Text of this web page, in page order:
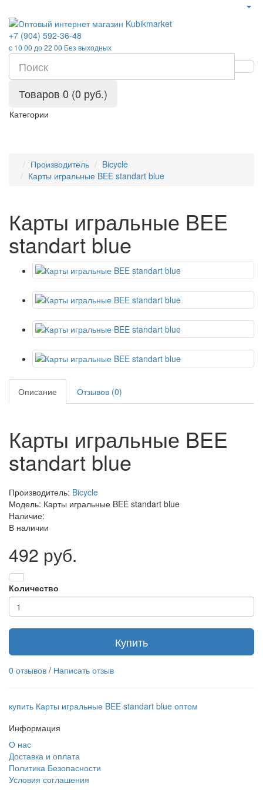
+7 (904) 592-36-48
с 10 00 до 22 00 Без выходных
Товаров 0 (0 руб.)
Категории
Производитель
Bicycle
Карты игральные BEE standart blue
Карты игральные BEE
standart blue
Описание Отзывов (0)
Карты игральные BEE
standart blue
Производитель: Bicycle
Модель: Карты игральные BEE standart blue
Наличие:
В наличии
492 руб.
Количество
Купить
0 отзывов / Написать отзыв
купить Карты игральные BEE standart blue оптом
Информация
О нас
Доставка и оплата
Политика Безопасности
Условия соглашения